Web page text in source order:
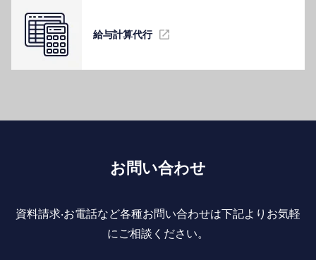
給与計算代⾏
お問い合わせ
資料請求‧お電話など各種お問い合わせは下記よりお気軽
にご相談ください。